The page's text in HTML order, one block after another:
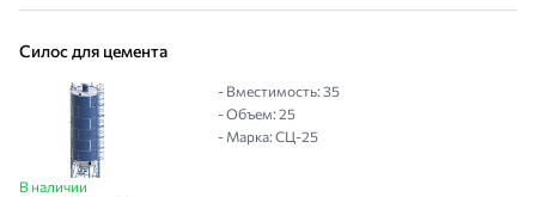
Силос для цемента
В наличии
- Вместимость: 35
- Объем: 25
- Марка: СЦ-25